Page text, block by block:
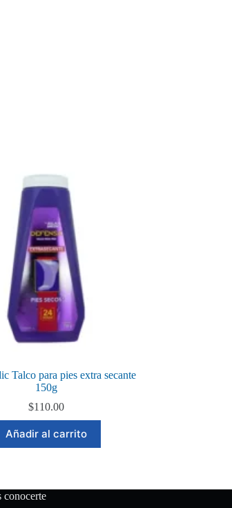
Talco para pies extra secante
150g
$110.00
Añadir al carrito
conocerte